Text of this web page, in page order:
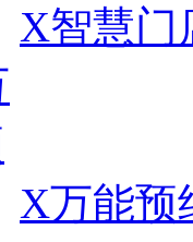
X智慧门
X万能预